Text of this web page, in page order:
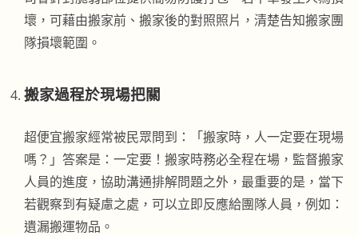
壞，可藉由搬家前、搬家後的對照照片，清楚告知搬家團
隊損壞範圍。
搬家過程於現場把關
超便宜搬家經常被民眾問到：「搬家時，人一定要在現場
嗎？」答案是：一定要！搬家時務必全程在場，監督搬家
人員的進度，協助溝通排解問題之外，最重要的是，當下
若觀察到有疑慮之處，可以立即反應給團隊人員，例如：
遺漏搬運物品。